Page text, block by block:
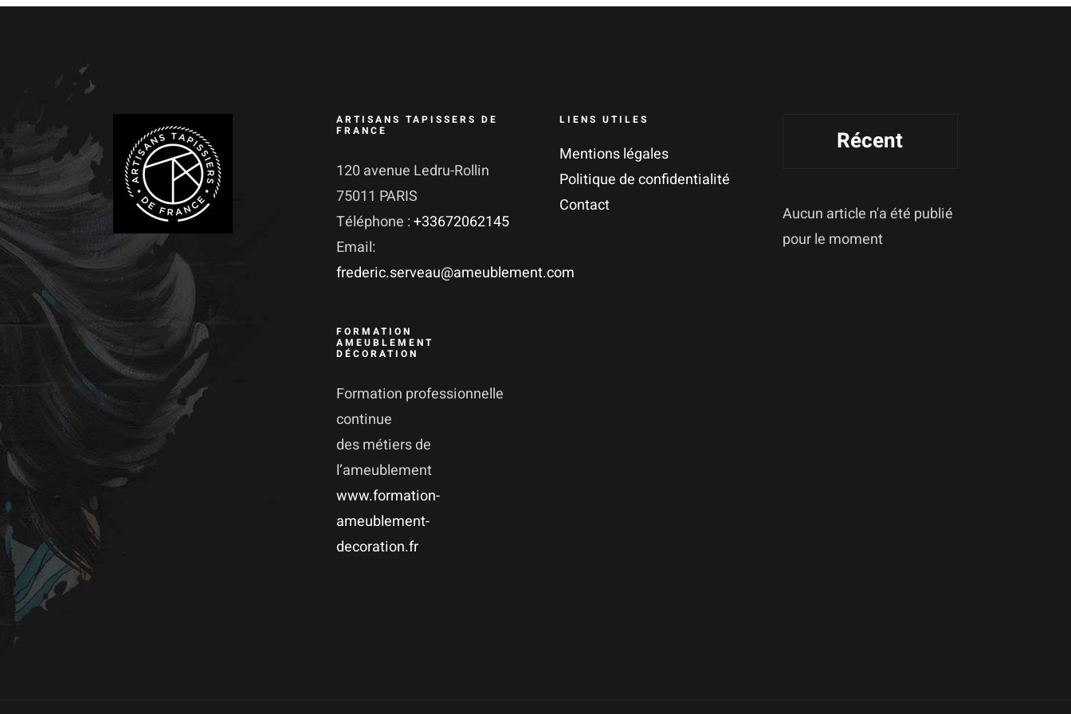
ARTISANS TAPISSERS DE
FRANCE
120 avenue Ledru-Rollin
75011 PARIS
Téléphone :+33672062145
Email:
frederic.serveau@ameublement.com
FORMATION
AMEUBLEMENT
DÉCORATION
Formation professionnelle
continue
des métiers de
l’ameublement
www.formation-
ameublement-
decoration.fr
LIENS UTILES
Mentions légales
Politique de confidentialité
Contact
Récent
Aucun article n'a été publié
pour le moment